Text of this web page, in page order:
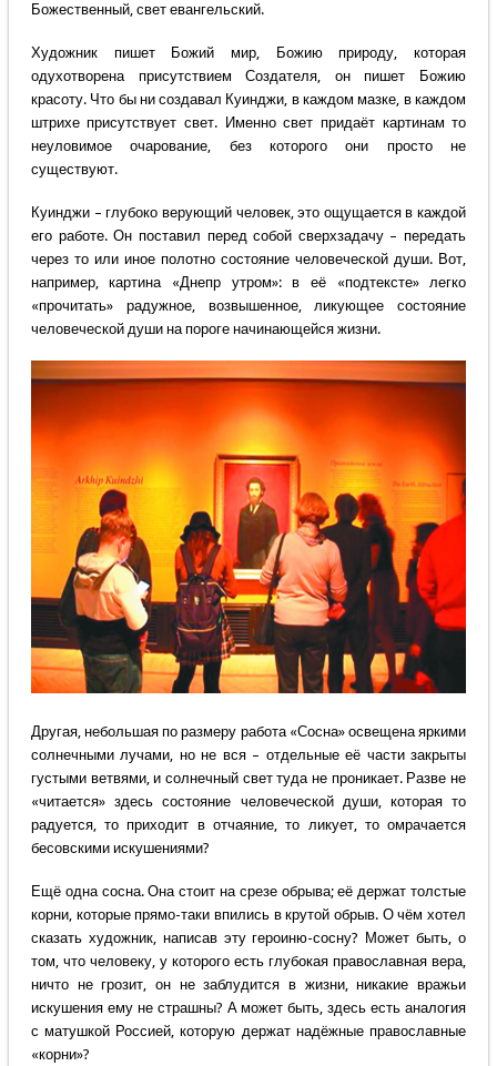
Божественный, свет евангельский.
Художник пишет Божий мир, Божию природу, которая
одухотворена присутствием Создателя, он пишет Божию
красоту. Что бы ни создавал Куинджи, в каждом мазке, в каждом
штрихе присутствует свет. Именно свет придаёт картинам то
неуловимое очарование, без которого они просто не
существуют.
Куинджи – глубоко верующий человек, это ощущается в каждой
его работе. Он поставил перед собой сверхзадачу – передать
через то или иное полотно состояние человеческой души. Вот,
например, картина «Днепр утром»: в её «подтексте» легко
«прочитать» радужное, возвышенное, ликующее состояние
человеческой души на пороге начинающейся жизни.
Другая, небольшая по размеру работа «Сосна» освещена яркими
солнечными лучами, но не вся – отдельные её части закрыты
густыми ветвями, и солнечный свет туда не проникает. Разве не
«читается» здесь состояние человеческой души, которая то
радуется, то приходит в отчаяние, то ликует, то омрачается
бесовскими искушениями?
Ещё одна сосна. Она стоит на срезе обрыва; её держат толстые
корни, которые прямо-таки впились в крутой обрыв. О чём хотел
сказать художник, написав эту героиню-сосну? Может быть, о
том, что человеку, у которого есть глубокая православная вера,
ничто не грозит, он не заблудится в жизни, никакие вражьи
искушения ему не страшны? А может быть, здесь есть аналогия
с матушкой Россией, которую держат надёжные православные
«корни»?